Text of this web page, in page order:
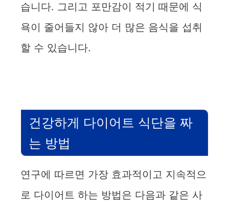
습니다. 그리고 포만감이 적기 때문에 식
욕이 줄어들지 않아 더 많은 음식을 섭취
할 수 있습니다.
건강하게 다이어트 식단을 짜
는 방법
연구에 따르면 가장 효과적이고 지속적으
로 다이어트 하는 방법은 다음과 같은 사